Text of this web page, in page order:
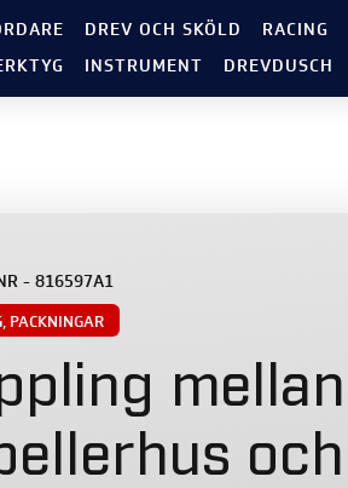
DREV OCH SKÖLD RACING
INSTRUMENT DREVDUSCH
- 816597A1
, PACKNINGAR
mellan
och